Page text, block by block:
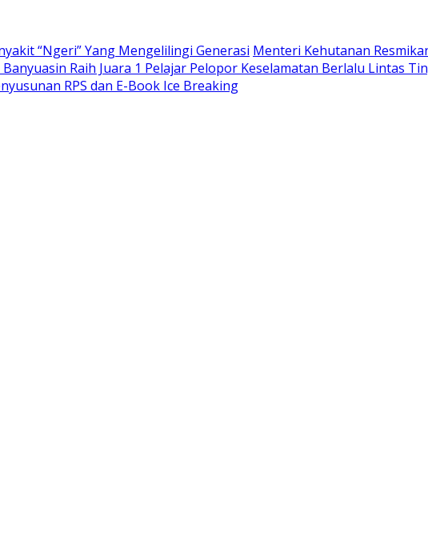
“Ngeri” Yang Mengelilingi Generasi Menteri Kehutanan
Banyuasin Raih Juara 1 Pelajar Pelopor Keselamatan Berlalu Lintas
RPS dan E-Book Ice Breaking